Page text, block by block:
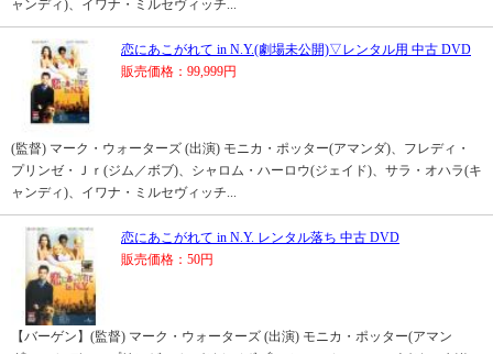
ャンディ)、イワナ・ミルセヴィッチ...
恋にあこがれて in N.Y.(劇場未公開)▽レンタル用 中古 DVD
販売価格：99,999円
(監督) マーク・ウォーターズ (出演) モニカ・ポッター(アマンダ)、フレディ・
プリンゼ・Ｊｒ(ジム／ボブ)、シャロム・ハーロウ(ジェイド)、サラ・オハラ(キ
ャンディ)、イワナ・ミルセヴィッチ...
恋にあこがれて in N.Y. レンタル落ち 中古 DVD
販売価格：50円
【バーゲン】(監督) マーク・ウォーターズ (出演) モニカ・ポッター(アマン